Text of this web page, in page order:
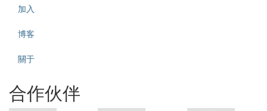
加入
博客
關于
合作伙伴